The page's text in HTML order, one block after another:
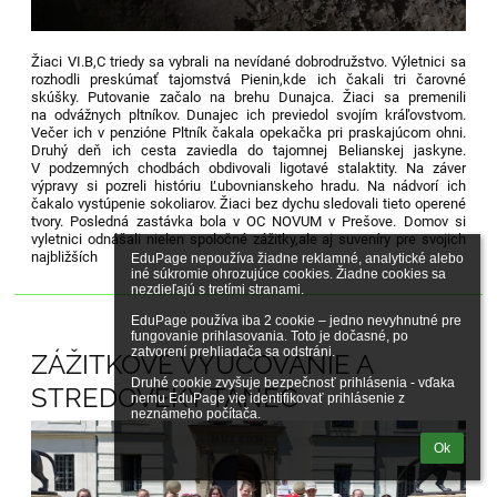
EduPage nepoužíva žiadne reklamné, analytické alebo
iné súkromie ohrozujúce cookies. Žiadne cookies sa
nezdieľajú s tretími stranami.
EduPage používa iba 2 cookie – jedno nevyhnutné pre
fungovanie prihlasovania. Toto je dočasné, po
zatvorení prehliadača sa odstráni.
Druhé cookie zvyšuje bezpečnosť prihlásenia - vďaka
nemu EduPage vie identifikovať prihlásenie z
neznámeho počítača.
Ok
Žiaci VI.B,C triedy sa vybrali na nevídané dobrodružstvo. Výletnici sa
rozhodli preskúmať tajomstvá Pienin,kde ich čakali tri čarovné
skúšky. Putovanie začalo na brehu Dunajca. Žiaci sa premenili
na odvážnych pltníkov. Dunajec ich previedol svojím kráľovstvom.
Večer ich v penzióne Pltník čakala opekačka pri praskajúcom ohni.
Druhý deň ich cesta zaviedla do tajomnej Belianskej jaskyne.
V podzemných chodbách obdivovali ligotavé stalaktity. Na záver
výpravy si pozreli históriu Ľubovnianskeho hradu. Na nádvorí ich
čakalo vystúpenie sokoliarov. Žiaci bez dychu sledovali tieto operené
tvory. Posledná zastávka bola v OC NOVUM v Prešove. Domov si
vyletnici odnášali nielen spoločné zážitky,ale aj suveníry pre svojich
najbližších
ZÁŽITKOVÉ VYUČOVANIE A
STREDOVEKÝ TANEC